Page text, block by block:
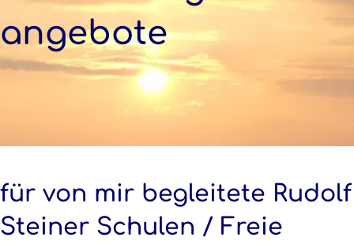
angebote
für von mir begleitete Rudolf
Steiner Schulen / Freie